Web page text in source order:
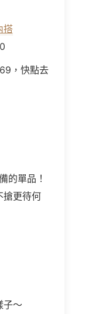
搭
，快點去
的單品！
搶更待何
子～